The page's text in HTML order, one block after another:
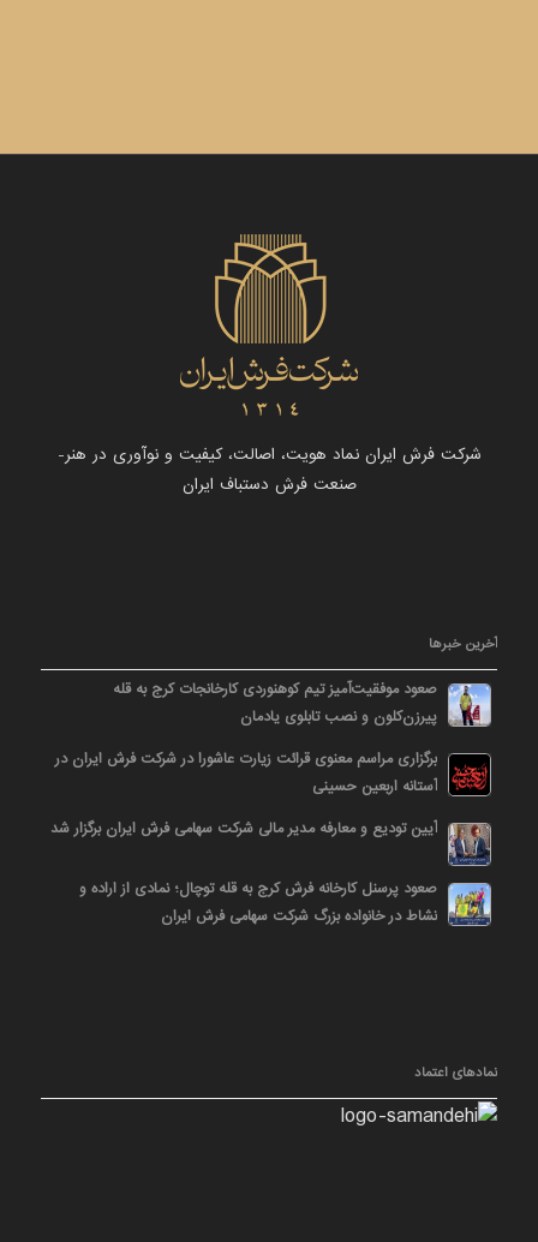
شرکت فرش ایران نماد هویت، اصالت، کیفیت و نوآوری در هنر-
صنعت فرش دستباف ایران
آخرین خبرها
صعود موفقیت‌آمیز تیم کوهنوردی کارخانجات کرج به قله
پیرزن‌کلون و نصب تابلوی یادمان
برگزاری مراسم معنوی قرائت زیارت عاشورا در شرکت فرش ایران در
آستانه اربعین حسینی
آیین تودیع و معارفه مدیر مالی شرکت سهامی فرش ایران برگزار شد
صعود پرسنل کارخانه فرش کرج به قله توچال؛ نمادی از اراده و
نشاط در خانواده بزرگ شرکت سهامی فرش ایران
نمادهای اعتماد